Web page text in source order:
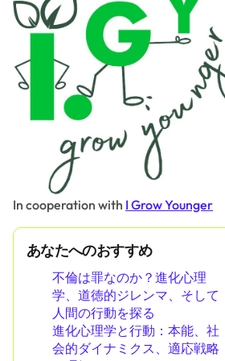
In cooperation with I Grow Younger
あなたへのおすすめ
不倫は罪なのか？進化心理
学、道徳的ジレンマ、そして
人間の行動を探る
進化心理学と行動：本能、社
会的ダイナミクス、適応戦略